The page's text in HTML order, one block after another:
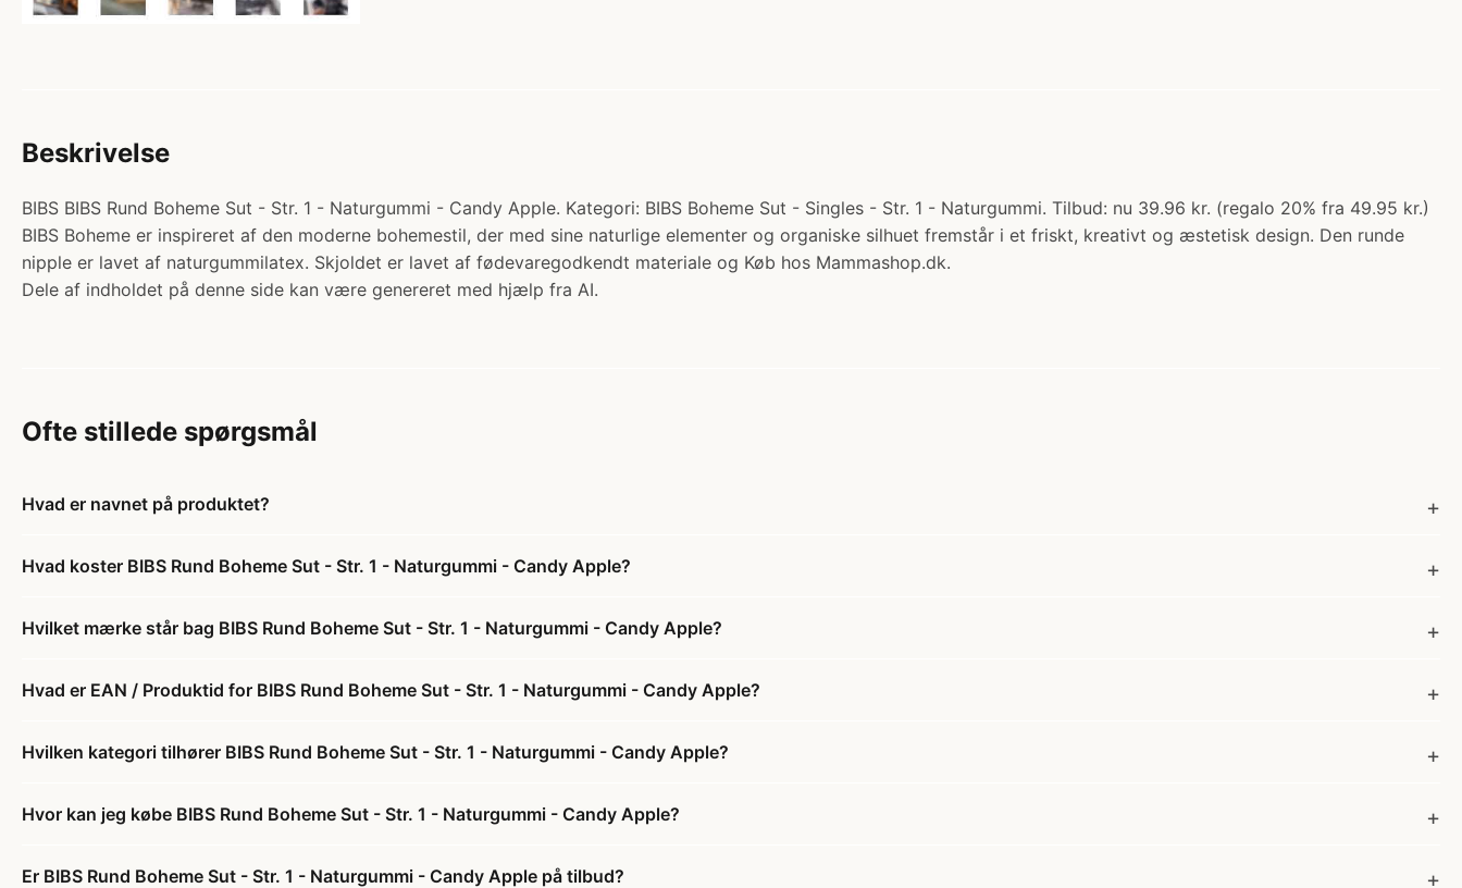
Beskrivelse
BIBS BIBS Rund Boheme Sut - Str. 1 - Naturgummi - Candy Apple. Kategori: BIBS Boheme Sut - Singles - Str. 1 - Naturgummi. Tilbud: nu 39.96 kr. (regalo 20% fra 49.95 kr.)
BIBS Boheme er inspireret af den moderne bohemestil, der med sine naturlige elementer og organiske silhuet fremstår i et friskt, kreativt og æstetisk design. Den runde
nipple er lavet af naturgummilatex. Skjoldet er lavet af fødevaregodkendt materiale og Køb hos Mammashop.dk.
Dele af indholdet på denne side kan være genereret med hjælp fra AI.
Ofte stillede spørgsmål
Hvad er navnet på produktet?
Hvad koster BIBS Rund Boheme Sut - Str. 1 - Naturgummi - Candy Apple?
Hvilket mærke står bag BIBS Rund Boheme Sut - Str. 1 - Naturgummi - Candy Apple?
Hvad er EAN / Produktid for BIBS Rund Boheme Sut - Str. 1 - Naturgummi - Candy Apple?
Hvilken kategori tilhører BIBS Rund Boheme Sut - Str. 1 - Naturgummi - Candy Apple?
Hvor kan jeg købe BIBS Rund Boheme Sut - Str. 1 - Naturgummi - Candy Apple?
Er BIBS Rund Boheme Sut - Str. 1 - Naturgummi - Candy Apple på tilbud?